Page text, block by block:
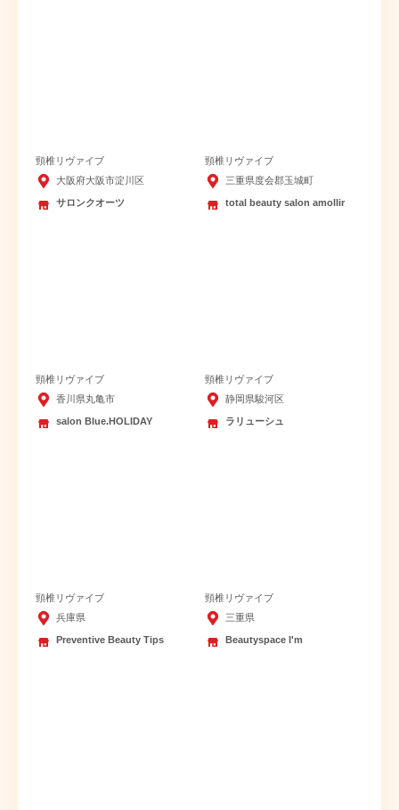
頸椎リヴァイブ
大阪府大阪市淀川区
サロンクオーツ
頸椎リヴァイブ
三重県度会郡玉城町
total beauty salon amollir
頸椎リヴァイブ
香川県丸亀市
salon Blue.HOLIDAY
頸椎リヴァイブ
静岡県駿河区
ラリューシュ
頸椎リヴァイブ
兵庫県
Preventive Beauty Tips
頸椎リヴァイブ
三重県
Beautyspace I'm